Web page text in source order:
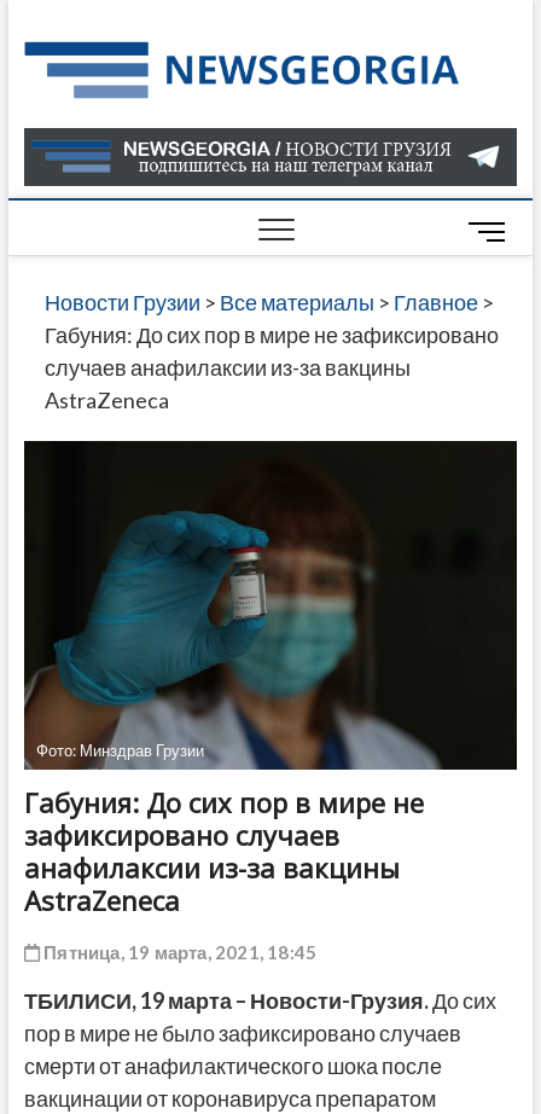
to
content
О
В
ГРУЗИИ
САЙТЕ
M
e
n
u
Новости Грузии > Все материалы > Главное>
Габуния: До сих пор в мире не зафиксировано
случаев анафилаксии из-за вакцины
AstraZeneca
Фото: Минздрав Грузии
Габуния: До сих пор в мире не
зафиксировано случаев
анафилаксии из-за вакцины
AstraZeneca
Пятница, 19 марта, 2021, 18:45
ТБИЛИСИ, 19 марта – Новости-Грузия.До сих
пор в мире не было зафиксировано случаев
смерти от анафилактического шока после
вакцинации от коронавируса препаратом